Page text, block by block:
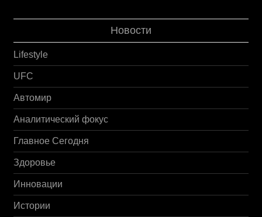
Новости
Lifestyle
UFC
Автомир
Аналитический фокус
Главное Сегодня
Здоровье
Инновации
Истории